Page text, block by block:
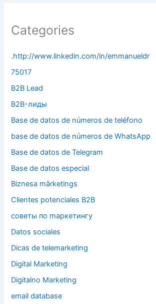
Categories
.http://www.linkedin.com/in/emmanueldr
75017
B2B Lead
B2B-лиды
Base de datos de números de teléfono
base de datos de números de WhatsApp
Base de datos de Telegram
Base de datos especial
Biznesa mārketings
Clientes potenciales B2B
cоветы по mаркетингу
Datos sociales
Dicas de telemarketing
Digital Marketing
Digitalno Marketing
email database